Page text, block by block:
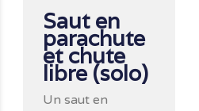
Saut en
parachute
et chute
libre (solo)
Un saut en